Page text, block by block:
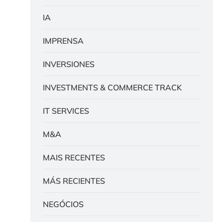
IA
IMPRENSA
INVERSIONES
INVESTMENTS & COMMERCE TRACK
IT SERVICES
M&A
MAIS RECENTES
MÁS RECIENTES
NEGÓCIOS